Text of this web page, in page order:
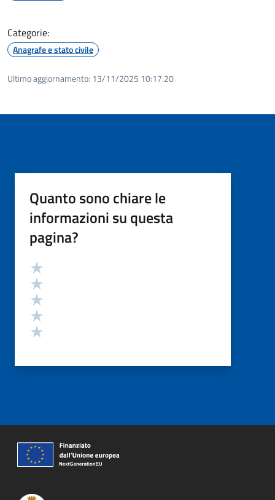
Categorie:
Anagrafe e stato civile
Ultimo aggiornamento: 13/11/2025 10:17.20
Quanto sono chiare le
informazioni su questa
pagina?
Valutazione